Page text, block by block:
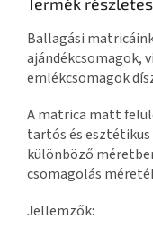
Ballagási
ajándékcsomagok,
emlékcsomagok
A matrica matt
tartós és
különböző
csomagolás
Jellemzők: